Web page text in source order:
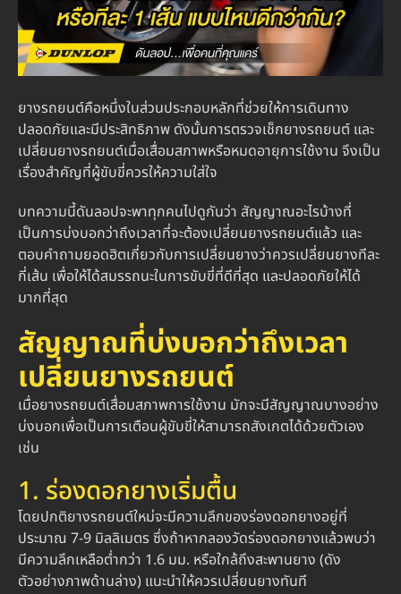
ยางรถยนต์คือหนึ่งในส่วนประกอบหลักที่ช่วยให้การเดินทาง
ปลอดภัยและมีประสิทธิภาพ ดังนั้นการตรวจเช็กยางรถยนต์ และ
เปลี่ยนยางรถยนต์เมื่อเสื่อมสภาพหรือหมดอายุการใช้งาน จึงเป็น
เรื่องสำคัญที่ผู้ขับขี่ควรให้ความใส่ใจ
บทความนี้ดันลอปจะพาทุกคนไปดูกันว่า สัญญาณอะไรบ้างที่
เป็นการบ่งบอกว่าถึงเวลาที่จะต้องเปลี่ยนยางรถยนต์แล้ว และ
ตอบคำถามยอดฮิตเกี่ยวกับการเปลี่ยนยางว่าควรเปลี่ยนยางทีละ
กี่เส้น เพื่อให้ได้สมรรถนะในการขับขี่ที่ดีที่สุด และปลอดภัยให้ได้
มากที่สุด
สัญญาณที่บ่งบอกว่าถึงเวลา
เปลี่ยนยางรถยนต์
เมื่อยางรถยนต์เสื่อมสภาพการใช้งาน มักจะมีสัญญาณบางอย่าง
บ่งบอกเพื่อเป็นการเตือนผู้ขับขี่ให้สามารถสังเกตได้ด้วยตัวเอง
เช่น
1. ร่องดอกยางเริ่มตื้น
โดยปกติยางรถยนต์ใหม่จะมีความลึกของร่องดอกยางอยู่ที่
ประมาณ 7-9 มิลลิเมตร ซึ่งถ้าหากลองวัดร่องดอกยางแล้วพบว่า
มีความลึกเหลือต่ำกว่า 1.6 มม. หรือใกล้ถึงสะพานยาง (ดัง
ตัวอย่างภาพด้านล่าง) แนะนำให้ควรเปลี่ยนยางทันที